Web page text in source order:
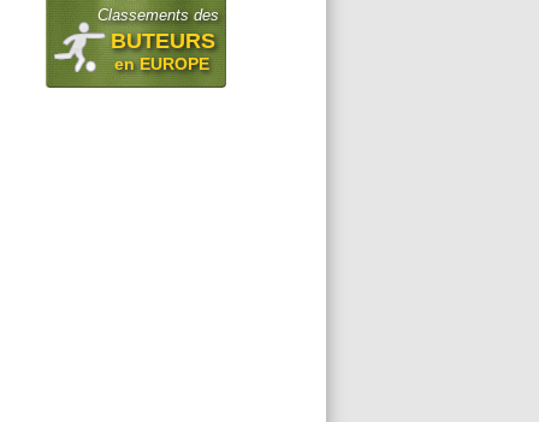
Classements des
BUTEURS
en EUROPE